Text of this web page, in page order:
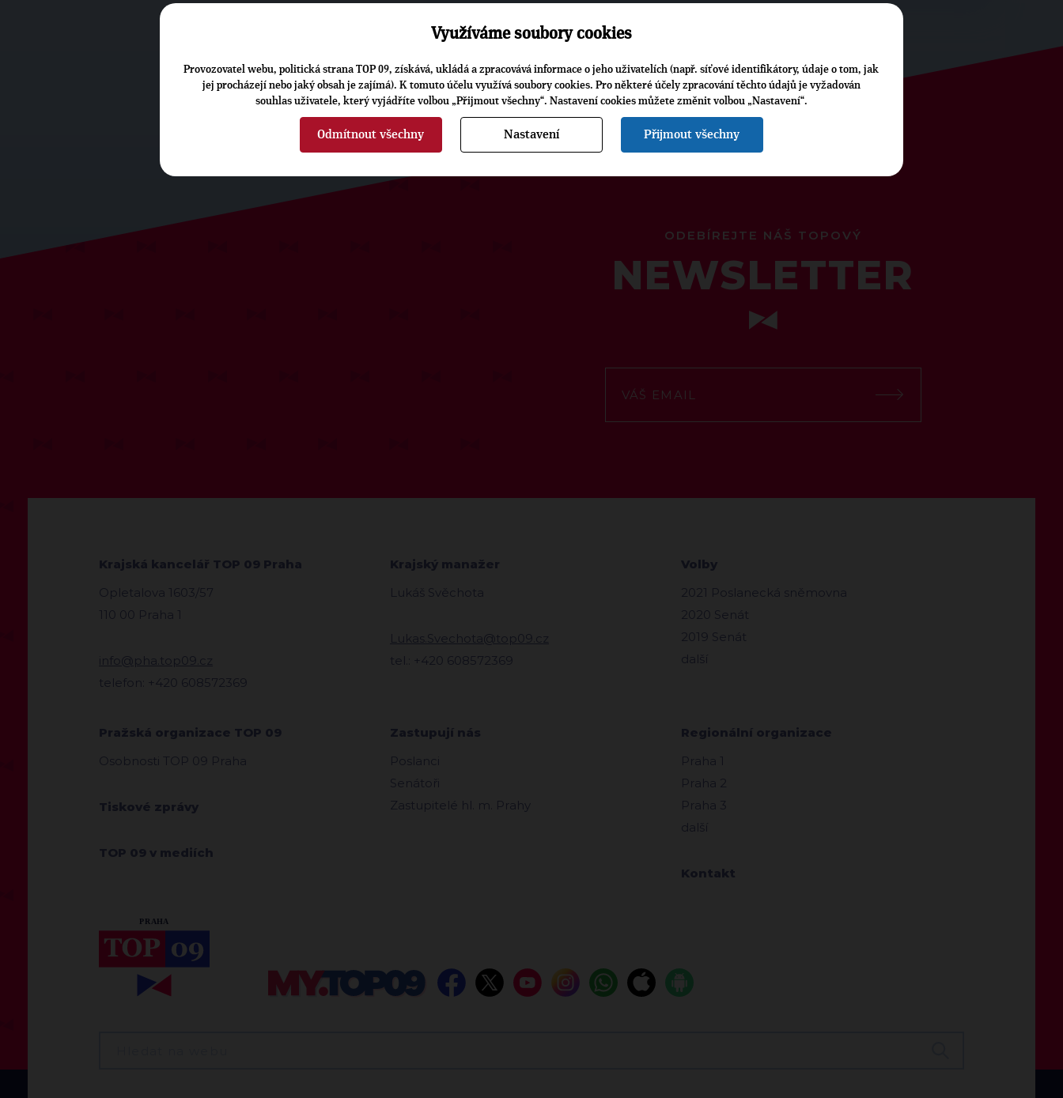
ODEBÍREJTE NÁŠ TOPOVÝ
NEWSLETTER
Krajská kancelář TOP 09 Praha
Opletalova 1603/57
110 00 Praha 1
info@pha.top09.cz
telefon: +420 608572369
Krajský manažer
Lukáš Svěchota
Lukas.Svechota@top09.cz
tel.: +420 608572369
Volby
2021 Poslanecká sněmovna
2020 Senát
2019 Senát
další
Pražská organizace TOP 09
Osobnosti TOP 09 Praha
Tiskové zprávy
TOP 09 v mediích
Zastupují nás
Poslanci
Senátoři
Zastupitelé hl. m. Prahy
Regionální organizace
Praha 1
Praha 2
Praha 3
další
Kontakt
Využíváme soubory cookies
Provozovatel webu, politická strana TOP 09, získává, ukládá a zpracovává informace o jeho uživatelích (např. síťové identifikátory, údaje o tom, jak
jej procházejí nebo jaký obsah je zajímá). K tomuto účelu využívá soubory cookies. Pro některé účely zpracování těchto údajů je vyžadován
souhlas uživatele, který vyjádříte volbou „Přijmout všechny“. Nastavení cookies můžete změnit volbou „Nastavení“.
Odmítnout všechny Nastavení Přijmout všechny